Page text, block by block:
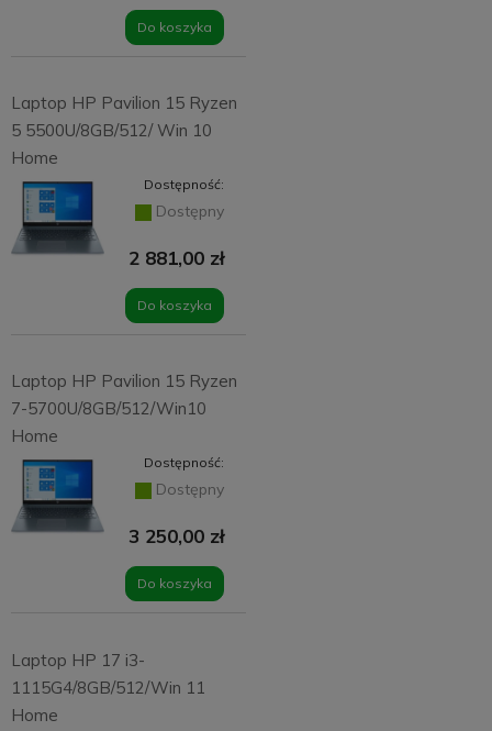
Do koszyka
Laptop HP Pavilion 15 Ryzen
5 5500U/8GB/512/ Win 10
Home
Dostępność:
Dostępny
2 881,00 zł
Do koszyka
Laptop HP Pavilion 15 Ryzen
7-5700U/8GB/512/Win10
Home
Dostępność:
Dostępny
3 250,00 zł
Do koszyka
Laptop HP 17 i3-
1115G4/8GB/512/Win 11
Home